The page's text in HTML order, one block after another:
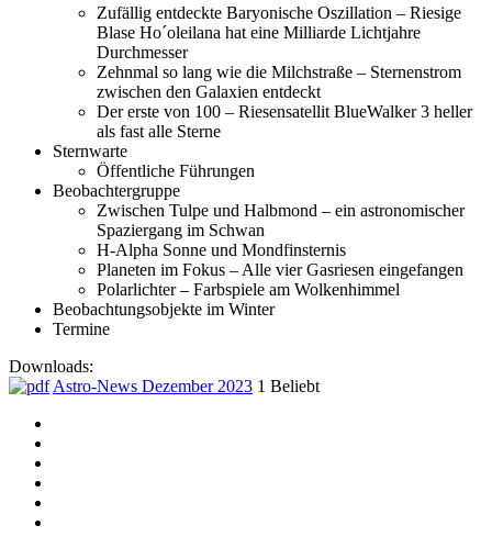
Zufällig entdeckte Baryonische Oszillation – Riesige
Blase Ho´oleilana hat eine Milliarde Lichtjahre
Durchmesser
Zehnmal so lang wie die Milchstraße – Sternenstrom
zwischen den Galaxien entdeckt
Der erste von 100 – Riesensatellit BlueWalker 3 heller
als fast alle Sterne
Sternwarte
Öffentliche Führungen
Beobachtergruppe
Zwischen Tulpe und Halbmond – ein astronomischer
Spaziergang im Schwan
H-Alpha Sonne und Mondfinsternis
Planeten im Fokus – Alle vier Gasriesen eingefangen
Polarlichter – Farbspiele am Wolkenhimmel
Beobachtungsobjekte im Winter
Termine
Downloads:
Astro-News Dezember 2023 1 Beliebt